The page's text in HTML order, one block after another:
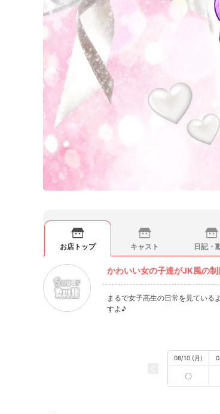
お店トップ キャスト 日記・
かわいい女の子達がJK風の
まるで女子高生の日常を見ている
すよ♪
08/10 (月)
〇